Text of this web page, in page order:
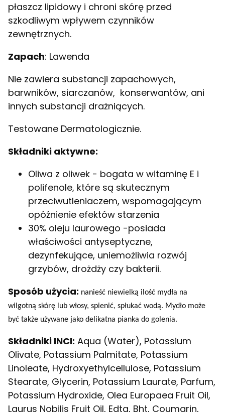
płaszcz lipidowy i chroni skórę przed
szkodliwym wpływem czynników
zewnętrznych.
Zapach: Lawenda
Nie zawiera substancji zapachowych,
barwników, siarczanów, konserwantów, ani
innych substancji drażniących.
Testowane Dermatologicznie.
Składniki aktywne:
Oliwa z oliwek - bogata w witaminę E i
polifenole, które są skutecznym
przeciwutleniaczem, wspomagającym
opóźnienie efektów starzenia
30% oleju laurowego -posiada
właściwości antyseptyczne,
dezynfekujące, uniemożliwia rozwój
grzybów, drożdży czy bakterii.
Sposób użycia: nanieść niewielką ilość mydła na
wilgotną skórę lub włosy, spienić, spłukać wodą. Mydło może
być także używane jako delikatna pianka do golenia.
Składniki INCI: Aqua (Water), Potassium
Olivate, Potassium Palmitate, Potassium
Linoleate, Hydroxyethylcellulose, Potassium
Stearate, Glycerin, Potassium Laurate, Parfum,
Potassium Hydroxide, Olea Europaea Fruit Oil,
Laurus Nobilis Fruit Oil, Edta, Bht, Coumarin,